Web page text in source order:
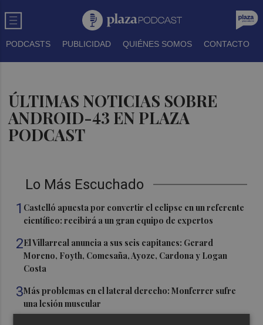
PODCASTS PUBLICIDAD QUIÉNES SOMOS CONTACTO
ÚLTIMAS NOTICIAS SOBRE
ANDROID-43 EN PLAZA
PODCAST
Lo Más Escuchado
1 Castelló apuesta por convertir el eclipse en un referente
científico: recibirá a un gran equipo de expertos
2El Villarreal anuncia a sus seis capitanes: Gerard
Moreno, Foyth, Comesaña, Ayoze, Cardona y Logan
Costa
3Más problemas en el lateral derecho: Monferrer sufre
una lesión muscular